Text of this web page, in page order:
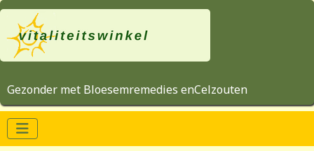
Gezonder met Bloesemremedies enCelzouten